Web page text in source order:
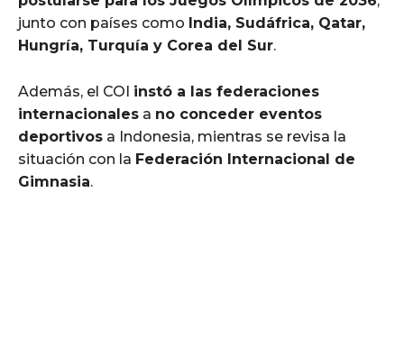
junto con países como India, Sudáfrica, Qatar,
Hungría, Turquía y Corea del Sur.
Además, el COI instó a las federaciones
internacionales a no conceder eventos
deportivos a Indonesia, mientras se revisa la
situación con la Federación Internacional de
Gimnasia.